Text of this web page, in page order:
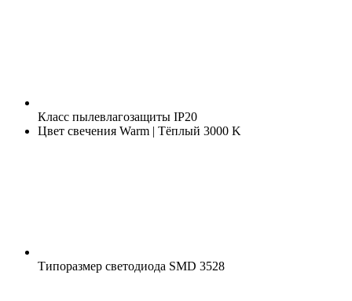
Класс пылевлагозащиты IP20
Цвет свечения Warm | Тёплый 3000 K
Типоразмер светодиода SMD 3528